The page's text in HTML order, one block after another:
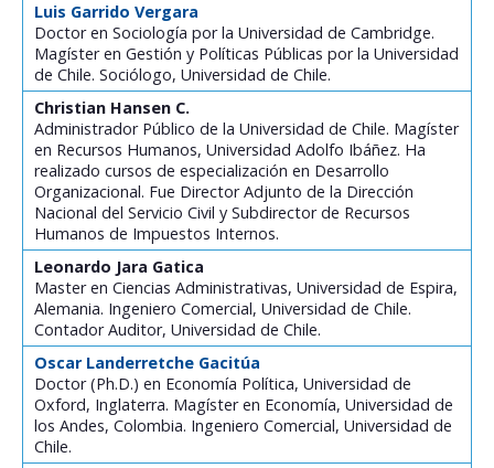
Luis Garrido Vergara
Doctor en Sociología por la Universidad de Cambridge.
Magíster en Gestión y Políticas Públicas por la Universidad
de Chile. Sociólogo, Universidad de Chile.
Christian Hansen C.
Administrador Público de la Universidad de Chile. Magíster
en Recursos Humanos, Universidad Adolfo Ibáñez. Ha
realizado cursos de especialización en Desarrollo
Organizacional. Fue Director Adjunto de la Dirección
Nacional del Servicio Civil y Subdirector de Recursos
Humanos de Impuestos Internos.
Leonardo Jara Gatica
Master en Ciencias Administrativas, Universidad de Espira,
Alemania. Ingeniero Comercial, Universidad de Chile.
Contador Auditor, Universidad de Chile.
Oscar Landerretche Gacitúa
Doctor (Ph.D.) en Economía Política, Universidad de
Oxford, Inglaterra. Magíster en Economía, Universidad de
los Andes, Colombia. Ingeniero Comercial, Universidad de
Chile.